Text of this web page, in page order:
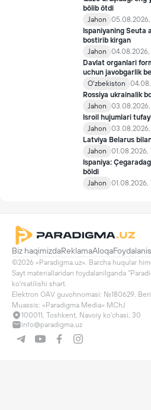
bölib ötdi
Jahon
Ispaniyaning Seuta
bostirib kirgan
Jahon
04.08.2026,
Davlat organlari
uchun javobgarlik
Oʻzbekiston
Rossiya ukrainalik
Jahon
03.08.2026,
Isroil hujumlari
Jahon
03.08.2026,
Latviya Belarus
Jahon
01.08.2026,
Ispaniya:
böldi
Jahon
01.08.2026,
Biz haqimizdaReklamaAloqa
©2026 «Paradigma.uz». Barcha huqular
Sayt materiallaridan foydalanilganda
ko'rsatilishi shart.
Elektron OAV guvohnomasi: №180629.
Muassis: «Paradigma Media» MChJ
100011, Toshkent, Navoiy ko'chasi, 30
info@paradigma.uz